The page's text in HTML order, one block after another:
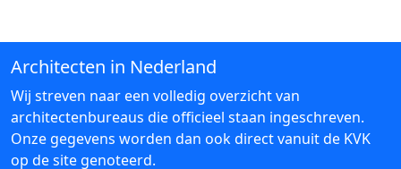
Architecten in Nederland
Wij streven naar een volledig overzicht van
architectenbureaus die officieel staan ingeschreven.
Onze gegevens worden dan ook direct vanuit de KVK
op de site genoteerd.